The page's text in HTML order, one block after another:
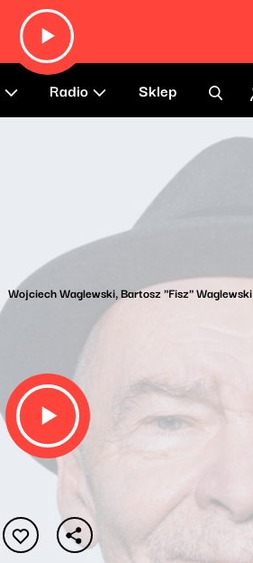
Radio Sklep
Wojciech Waglewski,Bartosz "Fisz" Waglewski